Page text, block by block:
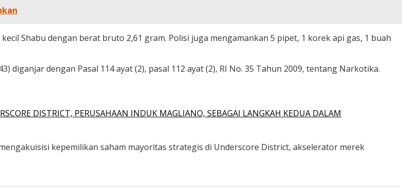
Shabu dengan berat bruto 2,61 gram. Polisi juga mengamankan 5 pipet, 1 korek api gas, 1 buah
dengan Pasal 114 ayat (2), pasal 112 ayat (2), RI No. 35 Tahun 2009, tentang Narkotika.
DISTRICT, PERUSAHAAN INDUK MAGLIANO, SEBAGAI LANGKAH KEDUA DALAM
kepemilikan saham mayoritas strategis di Underscore District, akselerator merek